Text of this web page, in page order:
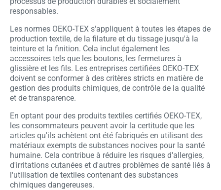
responsables.
Les normes OEKO-TEX s'appliquent à toutes les étapes de
production textile, de la filature et du tissage jusqu'à la
teinture et la finition. Cela inclut également les
accessoires tels que les boutons, les fermetures à
glissière et les fils. Les entreprises certifiées OEKO-TEX
doivent se conformer à des critères stricts en matière de
gestion des produits chimiques, de contrôle de la qualité
et de transparence.
En optant pour des produits textiles certifiés OEKO-TEX,
les consommateurs peuvent avoir la certitude que les
articles qu'ils achètent ont été fabriqués en utilisant des
matériaux exempts de substances nocives pour la santé
humaine. Cela contribue à réduire les risques d'allergies,
d'irritations cutanées et d'autres problèmes de santé liés à
l'utilisation de textiles contenant des substances
chimiques dangereuses.